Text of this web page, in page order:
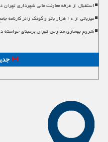
استقبال از غرفه معاونت مالی شهرداری تهران
میزبانی از ۱۰ هزار بانو و کودک زائر کارنامه جامع خدمات قرارگاه زینبیه
شروع بهسازی مدارس تهران برمبنای خواسته